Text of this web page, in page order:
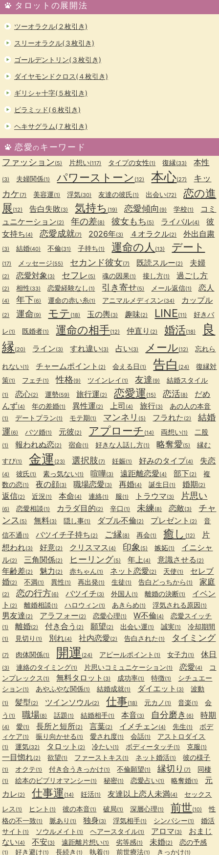
タロットの展開法
ツーオラクル(２枚引き)
スリーオラクル(３枚引き)
ゴールデントリン(３枚引き)
ダイヤモンドクロス(４枚引き)
ギリシャ十字(５枚引き)
ピラミッド(６枚引き)
ヘキサグラム(７枚引き)
恋愛のキーワード
ファッション(5) 片想い(117) タイプの女性(1) 復縁(33) 本性
(3) 夫婦関係(1) パワーストーン (12) 本心(27)
キッ
カケ(7) 美容運(1) 浮気(30) 友達の彼氏(1) 出会い(72)
恋の進
展(12) 告白失敗(3) 気持ち (19) 恋愛傾向 (9) 学校(1)
コミ
ュニケーション(2) 年の差(8) 彼女もち (5) ライバル(4)
彼
女持ち (4) 恋愛成就(7) 2026年(3) ４オラクル(2) 外出自粛
(3) 結婚(40) 不倫(31) 子持ち(1) 運命の人 (13) デート
(17) メッセージ(55) セカンド彼女(7) 既読スルー(2) 夫婦
(2) 恋愛対象(3) セフレ (5) 魂の因果(1) 接し方(1) 過ごし方
(2) 相性(33) 恋愛経験なし (1) 引き寄せ(5) メール返信(1) 恋人
(4) 年下(6) 運命の赤い糸(1) アニマルメディスン(34) カップル
(2) 運命(9) モテ (18) 玉の輿(3) 趣味(2) LINE(11)
好きバ
レ(1) 既婚者(1) 運命の相手(12) 仲直り (2) 婚活(18)
良
縁(20) ライン(3) すれ違い(3) 占い(3) メール(12) 忘れら
れない(1) チャームポイント (2) 会える日 (1) 告白 (24)
復縁対
策(1) フェチ(1) 性格(9) ツインレイ (1) 友達 (9) 結婚スタイル
(1) 恋心(2) 運勢(59) 旅行運(2) 恋愛運 (15) 恋活(8)
だめ
んず(4) 年の差婚(1) 異性運(2) 上司 (4) 旅行(3) あの人の本音
(1) デートプラン(1) モテ期(1) マンネリ (5) フラれた (2)
結婚
運(6) バツ婚(1) 元彼(2) アプローチ (14) 両想い(1) 二股
(1) 報われぬ恋(2) 宿命(1) 好きな人話し方(1) 略奪愛(5)
縁む
すび(1) 金運 (23) 選択肢(7) 妊娠(1) 好みのタイプ(4) 失恋
(4) 彼氏(1) 素っ気ない(1) 喧嘩(3) 遠距離恋愛(4) 部下(2)
複
数の恋(1) 夜の顔(3) 職場恋愛(3) 再婚(4) 誕生日 (1) 婚期(2)
返信(2) 近況 (1) 本命(4) 連絡(1) 服(1) トラウマ(3) 片思い
(6) 恋愛相談(1) カラダ目的(2) 辛口 (1) 未練(8) 恋敵(3)
チャ
ンス (5) 無料(3) 隠し事(1) ダブル不倫(2) プレゼント (2)
音
信不通 (1) バツイチ子持ち (2) ご縁(8) 再会(1) 癒し (12)
片
想われ(3) 好意(2) クリスマス (4) 印象(5) 嫉妬(1)
イニシャ
ル(2) 三角関係(2) ヒーリング(5) 年上(4) 意識させる (2)
年齢差(2) 魅力 (2) 赤ちゃん(1) ネット恋愛(2) 天使(1)
セレブ
婚(2) 不満(1) 異性(1) 再出発(1) 生徒(1) 告白どっちから (1) 家庭
(2) 恋の行方(6) バツイチ(3) 外国人 (1) 離婚の決断(1)
イベン
ト (2) 離婚相談(1) ハロウィン(1) あきらめ(1) 浮気される原因(1)
男友達(2) アラフォー(2) 恋愛心理(1) W不倫(4) 恋愛スイッチ
(1) 離婚(2) 付き合う (2) 願望(2) 出会い運(1) 誠実(1) 冷却期間
(1) 見切り (1) 別れ(4) 社内恋愛(2) 告白された (1) タイミング
(7) 肉体関係(1) 開運 (24) アピールポイント (1) 女子力 (1) 休日
(3) 連絡のタイミング(1) 片思いコミュニケーション(1) 恋愛(4)
コ
ンプレックス (1) 無料タロット (3) 成功率(1) 特徴(1)
シチュエー
ション(1) あやふやな関係(1) 結婚成就(1) ダイエット (3) 波動
(1) 髪型(2) ツインソウル(2) 仕事(18) 元カノ (1) 音楽(1)
会
う (1) 職場(8) 話題(1) 結婚相手(1) 本音(3) 自分磨き (6) 時期
(4) 愛(1) 長所と短所(2) 言葉(2) イメチェン(4) 先生(1)
ボデ
ィケア(1) 振り向かせる (1) 愛され度(1) 会話(1) アストロダイス
(1) 運気(32) タロット (2) 冷たい(1) ボディータッチ(1) 克服(1)
一目惚れ(2) 欲望(1) ファーストキス (1) ネット婚活(1) 彼の様子
(1) オクテ(1) 付き合うきっかけ(1) 不倫願望(1) 縁切り (7) 同棲
(1) 絵本のビブリオマンシー(1) 秘密(1) 恋愛占い(1) 略奪婚(1)
元
カレ (2) 仕事運 (14) 妊活(1) 友達以上恋人未満(4)
セックス
レス (1) ヒント (1) 彼の本音(1) 破局(1) 深層心理(1) 前世(10)
性
格の不一致(1) 脈あり (1) 独身(3) 浮気相手(1) シンパシー(1)
婚活
サイト (1) ソウルメイト (1) ヘアースタイル(1) アロマ(3)
おまじ
ない(4) 不安(3) 遠距離片想い(1) 劣等感(1) 未婚(2) 恋の予感
(1) 好き避け(1) 長続き (1) 執着(1) 前世療法(1) きっかけ(1)